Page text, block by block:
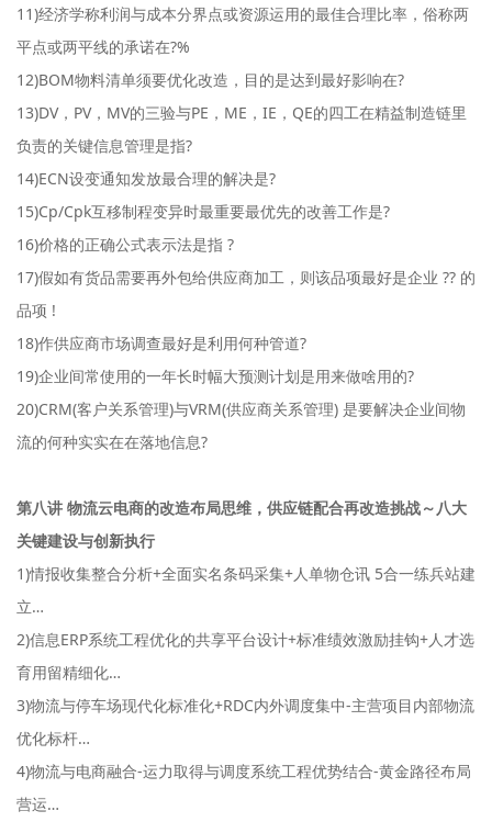
11)经济学称利润与成本分界点或资源运用的最佳合理比率，俗称两
平点或两平线的承诺在?%
12)BOM物料清单须要优化改造，目的是达到最好影响在?
13)DV，PV，MV的三验与PE，ME，IE，QE的四工在精益制造链里
负责的关键信息管理是指?
14)ECN设变通知发放最合理的解决是?
15)Cp/Cpk互移制程变异时最重要最优先的改善工作是?
16)价格的正确公式表示法是指 ?
17)假如有货品需要再外包给供应商加工，则该品项最好是企业 ?? 的
品项 !
18)作供应商市场调查最好是利用何种管道?
19)企业间常使用的一年长时幅大预测计划是用来做啥用的?
20)CRM(客户关系管理)与VRM(供应商关系管理) 是要解决企业间物
流的何种实实在在落地信息?
第八讲 物流云电商的改造布局思维，供应链配合再改造挑战～八大
关键建设与创新执行
1)情报收集整合分析+全面实名条码采集+人单物仓讯 5合一练兵站建
立…
2)信息ERP系统工程优化的共享平台设计+标准绩效激励挂钩+人才选
育用留精细化…
3)物流与停车场现代化标准化+RDC内外调度集中-主营项目内部物流
优化标杆…
4)物流与电商融合-运力取得与调度系统工程优势结合-黄金路径布局
营运…